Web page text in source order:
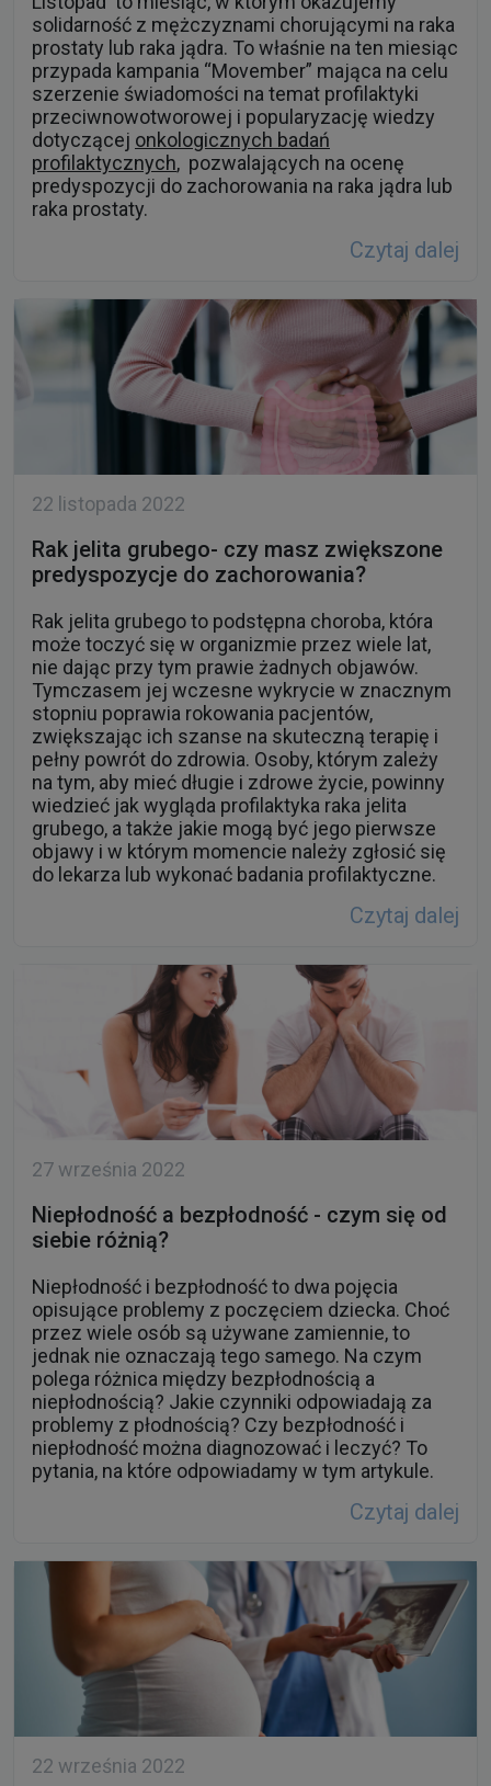
solidarność z mężczyznami chorującymi na raka
prostaty lub raka jądra. To właśnie na ten miesiąc
przypada kampania “Movember” mająca na celu
szerzenie świadomości na temat profilaktyki
przeciwnowotworowej i popularyzację wiedzy
dotyczącej onkologicznych badań
profilaktycznych, pozwalających na ocenę
predyspozycji do zachorowania na raka jądra lub
raka prostaty.
Czytaj dalej
22 listopada 2022
Rak jelita grubego- czy masz zwiększone
predyspozycje do zachorowania?
Rak jelita grubego to podstępna choroba, która
może toczyć się w organizmie przez wiele lat,
nie dając przy tym prawie żadnych objawów.
Tymczasem jej wczesne wykrycie w znacznym
stopniu poprawia rokowania pacjentów,
zwiększając ich szanse na skuteczną terapię i
pełny powrót do zdrowia. Osoby, którym zależy
na tym, aby mieć długie i zdrowe życie, powinny
wiedzieć jak wygląda profilaktyka raka jelita
grubego, a także jakie mogą być jego pierwsze
objawy i w którym momencie należy zgłosić się
do lekarza lub wykonać badania profilaktyczne.
Czytaj dalej
27 września 2022
Niepłodność a bezpłodność - czym się od
siebie różnią?
Niepłodność i bezpłodność to dwa pojęcia
opisujące problemy z poczęciem dziecka. Choć
przez wiele osób są używane zamiennie, to
jednak nie oznaczają tego samego. Na czym
polega różnica między bezpłodnością a
niepłodnością? Jakie czynniki odpowiadają za
problemy z płodnością? Czy bezpłodność i
niepłodność można diagnozować i leczyć? To
pytania, na które odpowiadamy w tym artykule.
Czytaj dalej
22 września 2022